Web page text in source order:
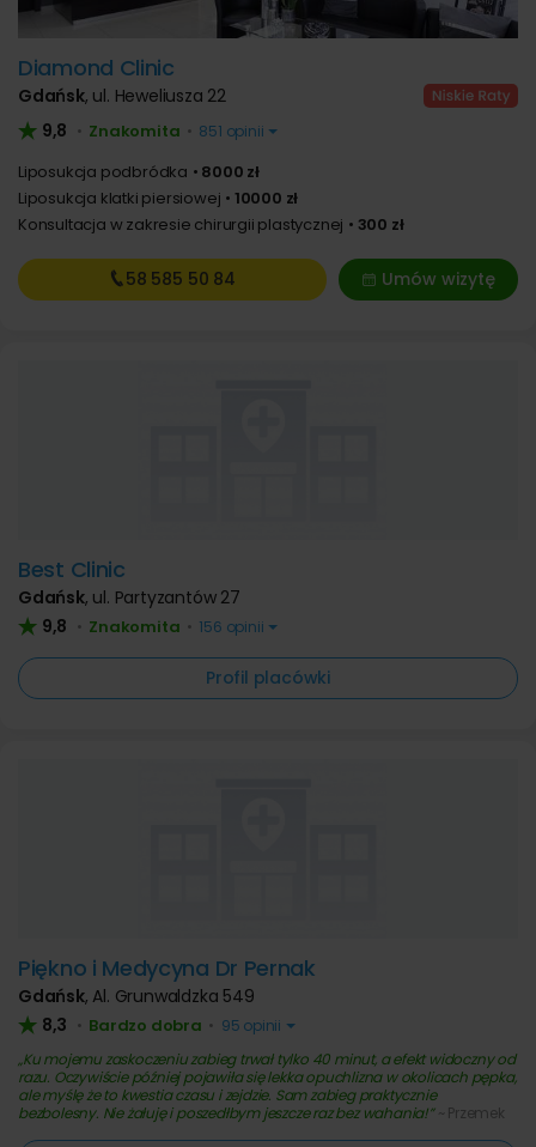
Diamond Clinic
Gdańsk, ul. Heweliusza 22
9,8 • Znakomita • 851 opinii
Liposukcja podbródka
8000 zł
Liposukcja klatki piersiowej
10000 zł
Konsultacja w zakresie chirurgii plastycznej
300 zł
Umów wizytę
58 585 50 84
Best Clinic
Gdańsk, ul. Partyzantów 27
9,8 • Znakomita • 156 opinii
Profil placówki
Piękno i Medycyna Dr Pernak
Gdańsk, Al. Grunwaldzka 549
8,3 • Bardzo dobra • 95 opinii
Ku mojemu zaskoczeniu zabieg trwał tylko 40 minut, a efekt widoczny od
razu. Oczywiście później pojawiła się lekka opuchlizna w okolicach pępka,
ale myślę że to kwestia czasu i zejdzie. Sam zabieg praktycznie
bezbolesny. Nie żałuję i poszedłbym jeszcze raz bez wahania! ~ Przemek